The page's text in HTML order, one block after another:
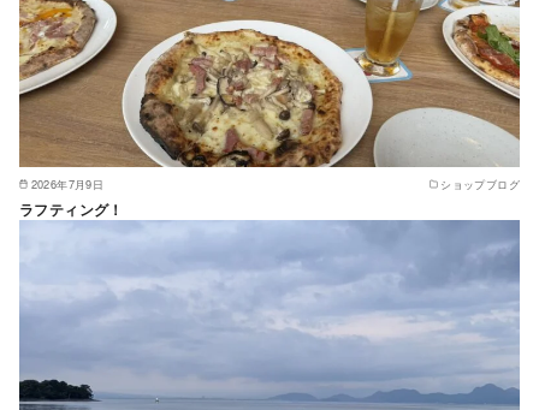
2026年7月9日 ショップブログ
ラフティング！